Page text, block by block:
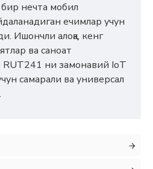
бир нечта мобил
ечимлар учун
Ишончли алоқа, кенг
ва саноат
ни замонавий IoT
самарали ва универсал